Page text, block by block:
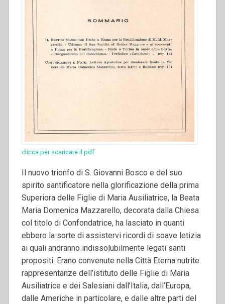
clicca per scaricare il pdf
Il nuovo trionfo di S. Giovanni Bosco e del suo
spirito santificatore nella glorificazione della prima
Superiora delle Figlie di Maria Ausiliatrice, la Beata
Maria Domenica Mazzarello, decorata dalla Chiesa
col titolo di Confondatrice, ha lasciato in quanti
ebbero la sorte di assistervi ricordi di soave letizia
ai quali andranno indissolubilmente legati santi
propositi. Erano convenute nella Città Eterna nutrite
rappresentanze dell’istituto delle Figlie di Maria
Ausiliatrice e dei Salesiani dall’Italia, dall’Europa,
dalle Americhe in particolare, e dalle altre parti del